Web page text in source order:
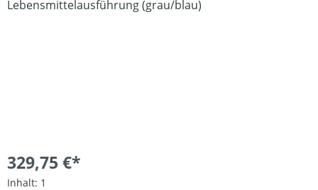
329,75 €*
Inhalt: 1